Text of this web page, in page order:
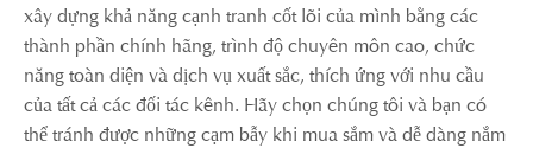
xây dựng khả năng cạnh tranh cốt lõi của mình bằng các
thành phần chính hãng, trình độ chuyên môn cao, chức
năng toàn diện và dịch vụ xuất sắc, thích ứng với nhu cầu
của tất cả các đối tác kênh. Hãy chọn chúng tôi và bạn có
thể tránh được những cạm bẫy khi mua sắm và dễ dàng nắm